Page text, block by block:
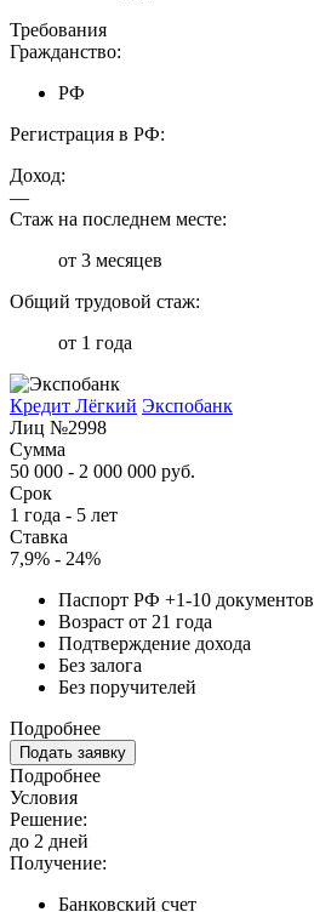
Требования
Гражданство:
РФ
Регистрация в РФ:
Доход:
—
Стаж на последнем месте:
от 3 месяцев
Общий трудовой стаж:
от 1 года
Кредит Лёгкий Экспобанк
Лиц №2998
Сумма
50 000 - 2 000 000 руб.
Срок
1 года - 5 лет
Ставка
7,9% - 24%
Паспорт РФ +1-10 документов
Возраст от 21 года
Подтверждение дохода
Без залога
Без поручителей
Подробнее
Подать заявку
Подробнее
Условия
Решение:
до 2 дней
Получение:
Банковский счет